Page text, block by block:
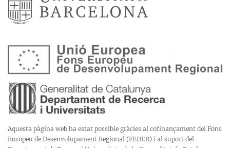
Aquesta pàgina web ha estat possible gràcies al cofinançament del Fons
Europeu de Desenvolupament Regional (FEDER) i al suport del